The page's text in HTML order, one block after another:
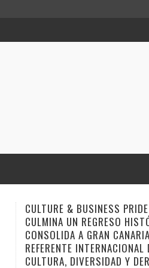
EL FESTIVAL REISLAS
HIERRO A LOS
PÉREZ Y DARÍO LÓPEZ
CREATIVA CANARIA, 5 AGOSTO,